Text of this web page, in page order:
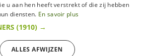
withdrawal rights
u aan hen heeft verstrekt of die zij hebben
diensten. En savoir plus
(1910) →
ALLES AFWIJZEN